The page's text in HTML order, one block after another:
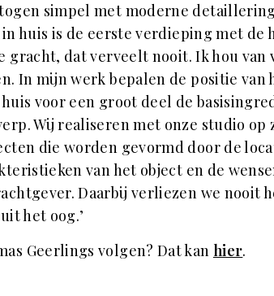
simpel met moderne
huis is de eerste verdieping met de
gracht, dat verveelt nooit. Ik hou
In mijn werk bepalen de positie van
voor een groot deel de
Wij realiseren met onze studio op
die worden gevormd door de
van het object en de
Daarbij verliezen we nooit
het oog.’
Geerlings volgen? Dat kan hier.